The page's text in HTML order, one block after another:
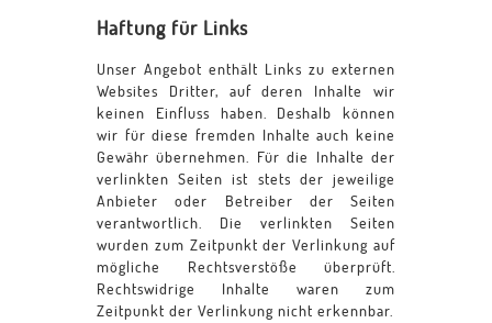
Haftung für Links
Unser Angebot enthält Links zu externen
Websites Dritter, auf deren Inhalte wir
keinen Einfluss haben. Deshalb können
wir für diese fremden Inhalte auch keine
Gewähr übernehmen. Für die Inhalte der
verlinkten Seiten ist stets der jeweilige
Anbieter oder Betreiber der Seiten
verantwortlich. Die verlinkten Seiten
wurden zum Zeitpunkt der Verlinkung auf
mögliche Rechtsverstöße überprüft.
Rechtswidrige Inhalte waren zum
Zeitpunkt der Verlinkung nicht erkennbar.